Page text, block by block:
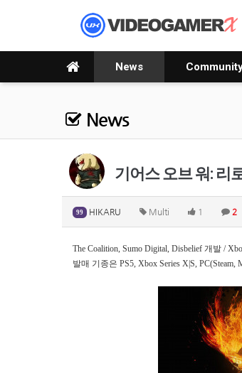
News
News
기어스 오브 워: 리
99 HIKARU Multi 1 2
The Coalition, Sumo Digital, Disbelief 개발 /
발매 기종은 PS5, Xbox Series X|S,